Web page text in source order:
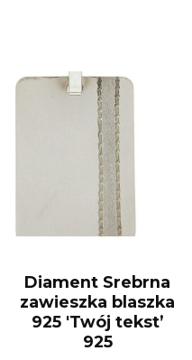
Diament Srebrna
zawieszka blaszka
925 'Twój tekst’
925